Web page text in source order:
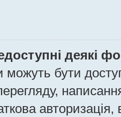
деякі
можуть бути